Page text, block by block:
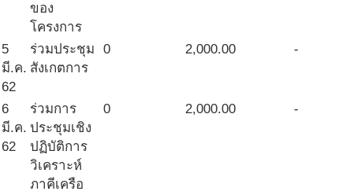
ของ
โครงการ
5
มี.ค.
62
ร่วมประชุม
สังเกตการ
0 2,000.00 -
6
มี.ค.
62
ร่วมการ
ประชุมเชิง
ปฏิบัติการ
วิเคราะห์
ภาคีเครือ
0 2,000.00 -